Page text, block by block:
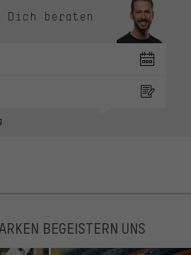
Dich beraten
BEGEISTERN UNS